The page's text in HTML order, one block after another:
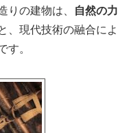
りの建物は、
自然の力
、現代技術の融合によ
す。